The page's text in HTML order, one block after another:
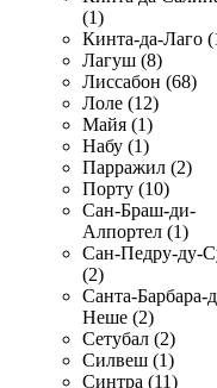
(1)
Кинта-да-Лаго
Лагуш (8)
Лиссабон (68)
Лоле (12)
Майя (1)
Набу (1)
Парражил (2)
Порту (10)
Сан-Браш-ди-
Алпортел (1)
Сан-Педру-ду-
(2)
Санта-Барбара-
Неше (2)
Сетубал (2)
Силвеш (1)
Синтра (11)